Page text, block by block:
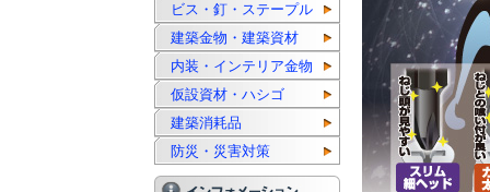
ビス・釘・ステープル
建築金物・建築資材
内装・インテリア金物
仮設資材・ハシゴ
建築消耗品
防災・災害対策